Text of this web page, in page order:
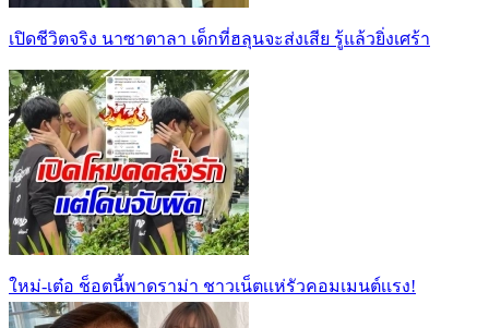
เปิดชีวิตจริง นาซาตาลา เด็กที่ฮลุนจะส่งเสีย รู้แล้วยิ่งเศร้า
ใหม่-เต๋อ ช็อตนี้พาดราม่า ชาวเน็ตเเห่รัวคอมเมนต์เเรง!